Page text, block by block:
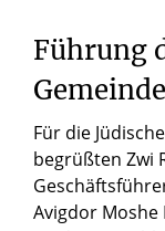
Führung
Für die
begrüßten Zwi
Avigdor Moshe